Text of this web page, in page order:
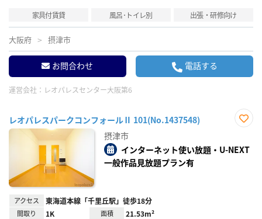
家具付賃貸 風呂･トイレ別 出張・研修向け
大阪府 摂津市
お問合わせ 電話する
運営会社： レオパレスセンター大阪第6
レオパレスパークコンフォールⅡ 101(No.1437548)
り登
録
摂津市
インターネット使い放題・U-NEXT
一般作品見放題プラン有
アクセス 東海道本線「千里丘駅」徒歩18分
間取り 1K 面積 21.53m²